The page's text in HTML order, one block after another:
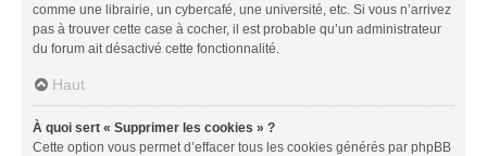
comme une librairie, un cybercafé, une université, etc. Si vous n’arrivez
pas à trouver cette case à cocher, il est probable qu’un administrateur
du forum ait désactivé cette fonctionnalité.
Haut
À quoi sert « Supprimer les cookies » ?
Cette option vous permet d’effacer tous les cookies générés par phpBB